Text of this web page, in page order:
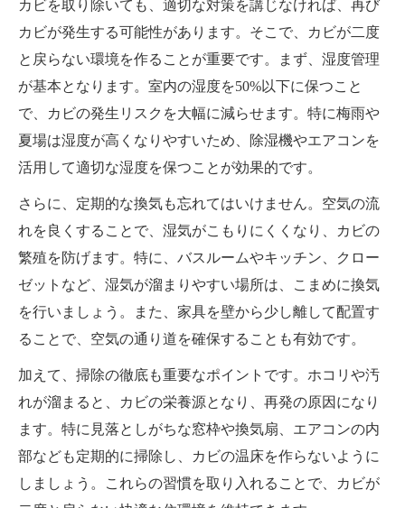
カビを取り除いても、適切な対策を講じなければ、再び
カビが発生する可能性があります。そこで、カビが二度
と戻らない環境を作ることが重要です。まず、湿度管理
が基本となります。室内の湿度を50%以下に保つこと
で、カビの発生リスクを大幅に減らせます。特に梅雨や
夏場は湿度が高くなりやすいため、除湿機やエアコンを
活用して適切な湿度を保つことが効果的です。
さらに、定期的な換気も忘れてはいけません。空気の流
れを良くすることで、湿気がこもりにくくなり、カビの
繁殖を防げます。特に、バスルームやキッチン、クロー
ゼットなど、湿気が溜まりやすい場所は、こまめに換気
を行いましょう。また、家具を壁から少し離して配置す
ることで、空気の通り道を確保することも有効です。
加えて、掃除の徹底も重要なポイントです。ホコリや汚
れが溜まると、カビの栄養源となり、再発の原因になり
ます。特に見落としがちな窓枠や換気扇、エアコンの内
部なども定期的に掃除し、カビの温床を作らないように
しましょう。これらの習慣を取り入れることで、カビが